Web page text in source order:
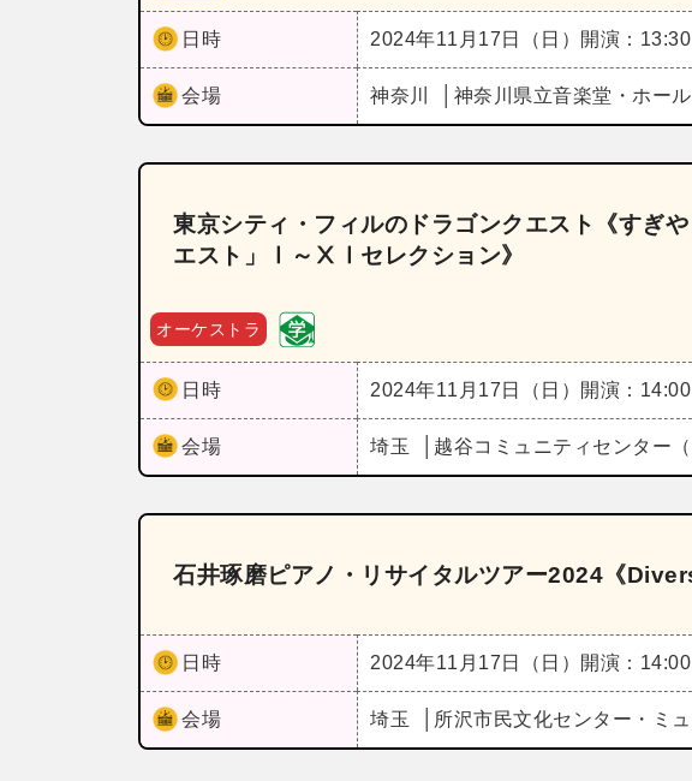
日時 2024年11月17日（日） 開演：13:30
会場 神奈川 神奈川県立音楽堂・ホール
東京シティ・フィルのドラゴンクエスト《すぎ
エスト」Ⅰ～ⅩⅠセレクション》
オーケストラ
日時 2024年11月17日（日） 開演：14:00
会場 埼玉 越谷コミュニティセンター
石井琢磨ピアノ・リサイタルツアー2024《
日時 2024年11月17日（日） 開演：14:00
会場 埼玉 所沢市民文化センター・ミ